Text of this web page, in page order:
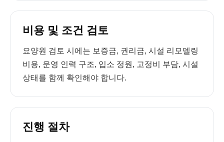
비용 및 조건 검토
요양원 검토 시에는 보증금, 권리금, 시설 리모델링
비용, 운영 인력 구조, 입소 정원, 고정비 부담, 시설
상태를 함께 확인해야 합니다.
진행 절차